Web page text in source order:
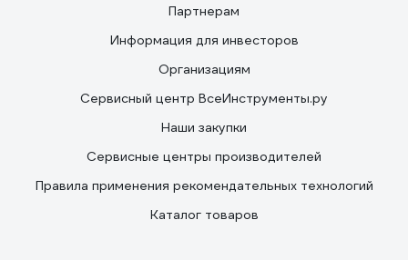
Партнерам
Информация для инвесторов
Организациям
Сервисный центр ВсеИнструменты.ру
Наши закупки
Сервисные центры производителей
Правила применения рекомендательных технологий
Каталог товаров